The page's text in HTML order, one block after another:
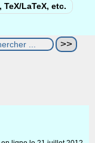
LaTeX, etc.